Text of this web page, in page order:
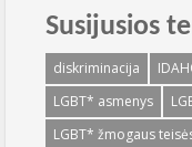
Susijusios
diskriminacija
LGBT* asmenys
LGBT* žmogaus